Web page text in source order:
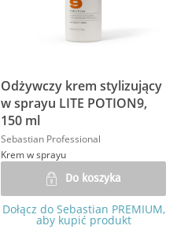
Odżywczy krem stylizujący
w sprayu LITE POTION9,
150 ml
Sebastian Professional
Krem w sprayu
Do koszyka
Dołącz do Sebastian PREMIUM,
aby kupić produkt